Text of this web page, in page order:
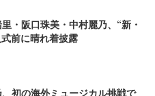
・阪口珠美・中村麗乃、“新・
前に晴れ着披露
初の海外ミュージカル挑戦で